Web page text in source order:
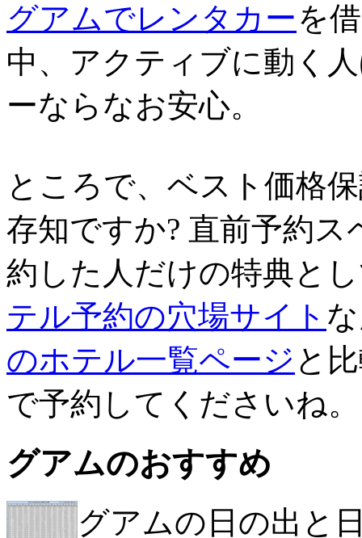
グアムでレンタカーを
中、アクティブに動く
ーならなお安心。
ところで、ベスト価格
存知ですか? 直前予約
約した人だけの特典と
テル予約の穴場サイト
のホテル一覧ページ と
で予約してくださいね。
グアムのおすすめ
グアムの日の出と